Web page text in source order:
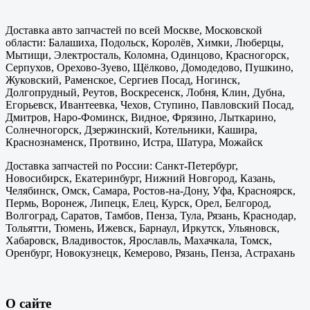
Доставка авто запчастей по всей Москве, Московской
области: Балашиха, Подольск, Королёв, Химки, Люберцы,
Мытищи, Электросталь, Коломна, Одинцово, Красногорск,
Серпухов, Орехово-Зуево, Щёлково, Домодедово, Пушкино,
Жуковский, Раменское, Сергиев Посад, Ногинск,
Долгопрудный, Реутов, Воскресенск, Лобня, Клин, Дубна,
Егорьевск, Ивантеевка, Чехов, Ступино, Павловский Посад,
Дмитров, Наро-Фоминск, Видное, Фрязино, Лыткарино,
Солнечногорск, Дзержинский, Котельники, Кашира,
Краснознаменск, Протвино, Истра, Шатура, Можайск
Доставка запчастей по России: Санкт-Петербург,
Новосибирск, Екатеринбург, Нижний Новгород, Казань,
Челябинск, Омск, Самара, Ростов-на-Дону, Уфа, Красноярск,
Пермь, Воронеж, Липецк, Елец, Курск, Орел, Белгород,
Волгоград, Саратов, Тамбов, Пенза, Тула, Рязань, Краснодар,
Тольятти, Тюмень, Ижевск, Барнаул, Иркутск, Ульяновск,
Хабаровск, Владивосток, Ярославль, Махачкала, Томск,
Оренбург, Новокузнецк, Кемерово, Рязань, Пенза, Астрахань
О сайте